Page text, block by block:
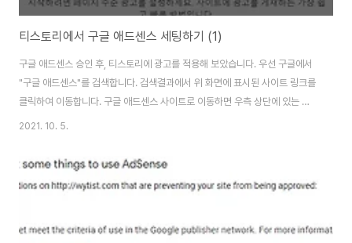
티스토리에서 구글 애드센스 세팅하기 (1)
구글 애드센스 승인 후, 티스토리에 광고를 적용해 보았습니다. 우선 구글에서
"구글 애드센스"를 검색합니다. 검색결과에서 위 화면에 표시된 사이트 링크를
클릭하여 이동합니다. 구글 애드센스 사이트로 이동하면 우측 상단에 있는 로
그인 버튼을 클릭하여 로그인을 진행합니다. 로그인 후에는 위 화면처럼 광고
설정 버튼을 클릭해 줍니다. 구글 애드센스는 광고 게재 사이트에 설치된
티스토리에 업로드 하겠습니다. 위 화면에서 지금 해결하기 링크을 클릭해 줍
ads.txt 파일을 다운로드 해줍..
2021. 10. 5.